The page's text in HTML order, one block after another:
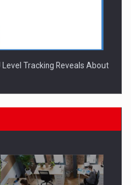
Tracking Reveals About